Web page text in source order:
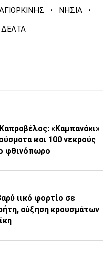
· ΝΗΣΙΑ ·
«Καμπανάκι»
και 100 νεκρούς
φθινόπωρο
ιικό φορτίο σε
αύξηση κρουσμάτων